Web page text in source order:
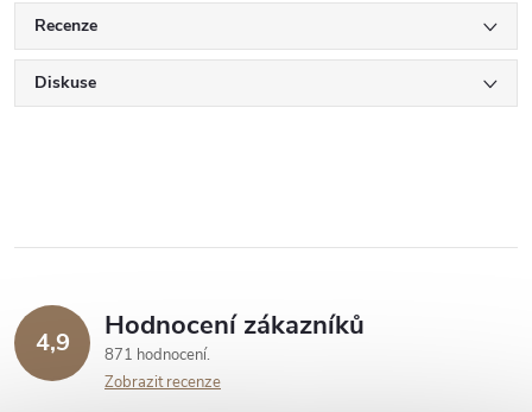
Recenze
Diskuse
4,9 Hodnocení zákazníků
871 hodnocení
Zobrazit recenze